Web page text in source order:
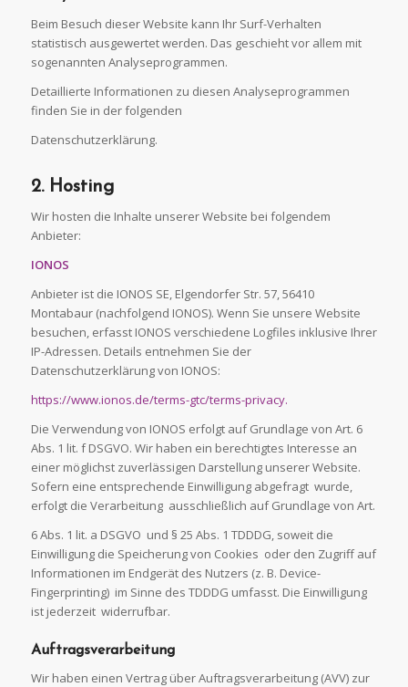
Beim Besuch dieser Website kann Ihr Surf-Verhalten
statistisch ausgewertet werden. Das geschieht vor allem mit
sogenannten Analyseprogrammen.
Detaillierte Informationen zu diesen Analyseprogrammen
finden Sie in der folgenden
Datenschutzerklärung.
2. Hosting
Wir hosten die Inhalte unserer Website bei folgendem
Anbieter:
IONOS
Anbieter ist die IONOS SE, Elgendorfer Str. 57, 56410
Montabaur (nachfolgend IONOS). Wenn Sie unsere Website
besuchen, erfasst IONOS verschiedene Logfiles inklusive Ihrer
IP-Adressen. Details entnehmen Sie der
Datenschutzerklärung von IONOS:
https://www.ionos.de/terms-gtc/terms-privacy.
Die Verwendung von IONOS erfolgt auf Grundlage von Art. 6
Abs. 1 lit. f DSGVO. Wir haben ein berechtigtes Interesse an
einer möglichst zuverlässigen Darstellung unserer Website.
Sofern eine entsprechende Einwilligung abgefragt wurde,
erfolgt die Verarbeitung ausschließlich auf Grundlage von Art.
6 Abs. 1 lit. a DSGVO und § 25 Abs. 1 TDDDG, soweit die
Einwilligung die Speicherung von Cookies oder den Zugriff auf
Informationen im Endgerät des Nutzers (z. B. Device-
Fingerprinting) im Sinne des TDDDG umfasst. Die Einwilligung
ist jederzeit widerrufbar.
Auftragsverarbeitung
Wir haben einen Vertrag über Auftragsverarbeitung (AVV) zur